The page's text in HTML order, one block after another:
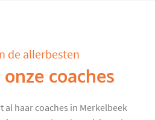
de allerbesten
coaches
al haar coaches in Merkelbeek